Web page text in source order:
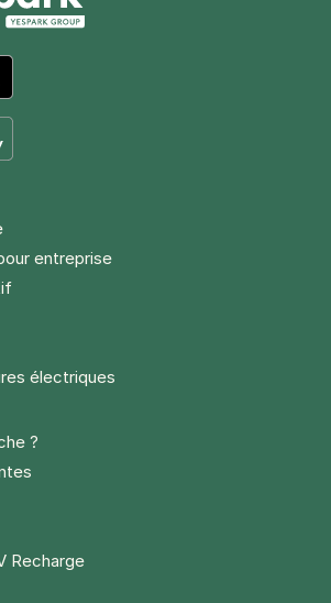
Rambuteau
75003
Paris - Port Royal - Jardin du
Luxembourg
entreprise
électriques
?
Recharge